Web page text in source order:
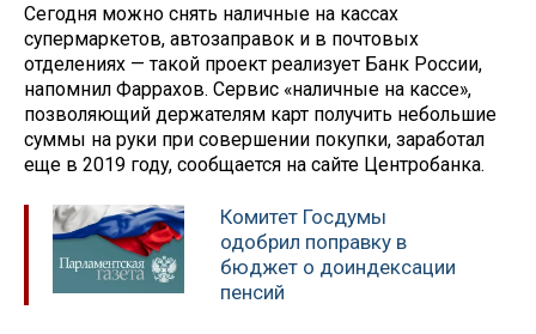
Сегодня можно снять наличные на кассах
супермаркетов, автозаправок и в почтовых
отделениях — такой проект реализует Банк России,
напомнил Фаррахов. Сервис «наличные на кассе»,
позволяющий держателям карт получить небольшие
суммы на руки при совершении покупки, заработал
еще в 2019 году, сообщается на сайте Центробанка.
Комитет Госдумы
одобрил поправку в
бюджет о доиндексации
пенсий